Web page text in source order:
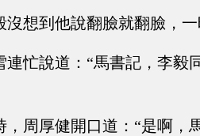
沒想到他說翻臉就翻臉，
連忙說道：“馬書記，李毅
，周厚健開口道：“是啊，